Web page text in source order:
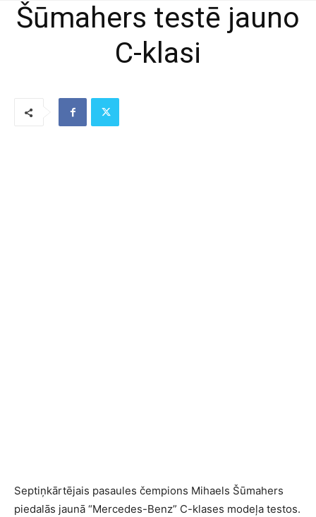
Šūmahers testē jauno
C-klasi
Septiņkārtējais pasaules čempions Mihaels Šūmahers
piedalās jaunā “Mercedes-Benz” C-klases modeļa testos.